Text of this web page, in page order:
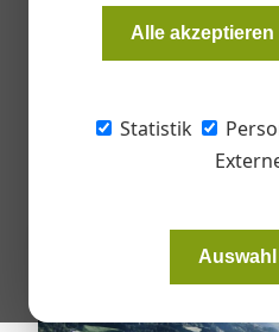
Alle akzeptieren
Statistik
Volle Kraft
Farben,